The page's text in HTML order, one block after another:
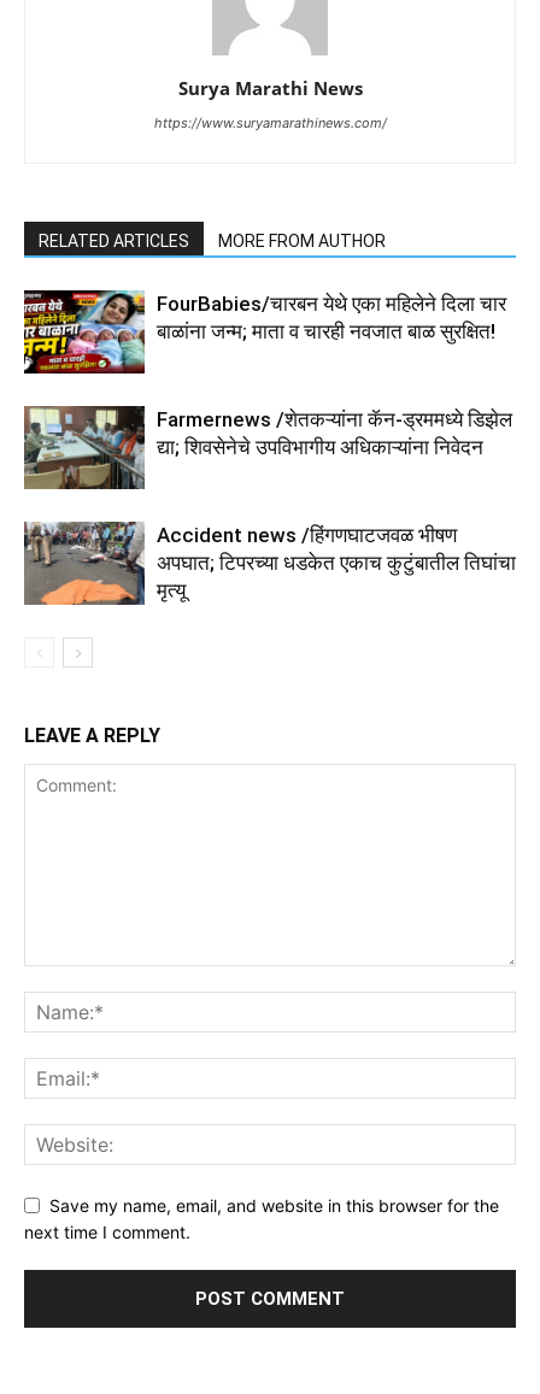
Surya Marathi News
https://www.suryamarathinews.com/
RELATED ARTICLES MORE FROM AUTHOR
FourBabies/चारबन येथे एका महिलेने दिला चार
बाळांना जन्म; माता व चारही नवजात बाळ सुरक्षित!
Farmernews /शेतकऱ्यांना कॅन-ड्रममध्ये डिझेल
द्या; शिवसेनेचे उपविभागीय अधिकाऱ्यांना निवेदन
Accident news /हिंगणघाटजवळ भीषण
अपघात; टिपरच्या धडकेत एकाच कुटुंबातील तिघांचा
मृत्यू
LEAVE A REPLY
Save my name, email, and website in this browser for the
next time I comment.